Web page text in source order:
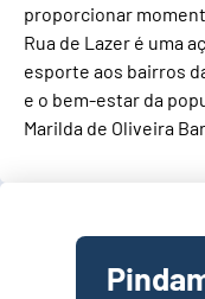
proporcionar
Rua de Lazer é uma
esporte aos bairros
e o bem-estar da
Marilda de Oliveira